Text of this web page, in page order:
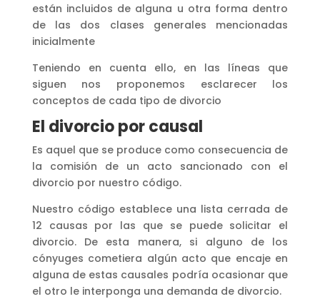
están incluidos de alguna u otra forma dentro
de las dos clases generales mencionadas
inicialmente
Teniendo en cuenta ello, en las líneas que
siguen nos proponemos esclarecer los
conceptos de cada tipo de divorcio
El divorcio por causal
Es aquel que se produce como consecuencia de
la comisión de un acto sancionado con el
divorcio por nuestro código.
Nuestro código establece una lista cerrada de
12 causas por las que se puede solicitar el
divorcio. De esta manera, si alguno de los
cónyuges cometiera algún acto que encaje en
alguna de estas causales podría ocasionar que
el otro le interponga una demanda de divorcio.